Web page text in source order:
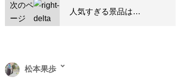
次のペ
ージ
人気すぎる景品は…
松本果歩